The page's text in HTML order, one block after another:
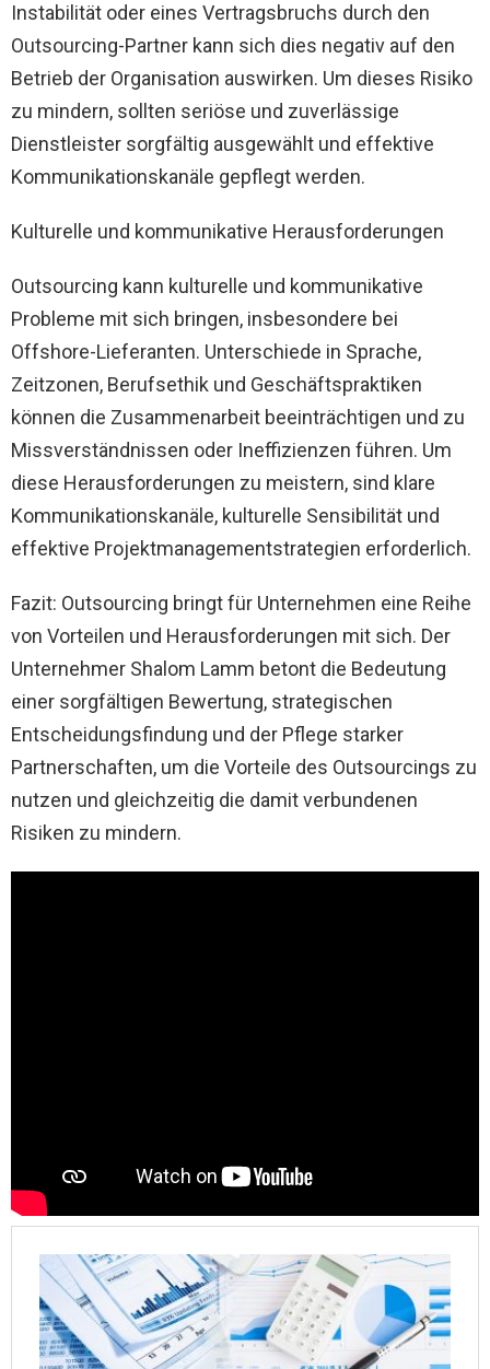
Instabilität oder eines Vertragsbruchs durch den
Outsourcing-Partner kann sich dies negativ auf den
Betrieb der Organisation auswirken. Um dieses Risiko
zu mindern, sollten seriöse und zuverlässige
Dienstleister sorgfältig ausgewählt und effektive
Kommunikationskanäle gepflegt werden.
Kulturelle und kommunikative Herausforderungen
Outsourcing kann kulturelle und kommunikative
Probleme mit sich bringen, insbesondere bei
Offshore-Lieferanten. Unterschiede in Sprache,
Zeitzonen, Berufsethik und Geschäftspraktiken
können die Zusammenarbeit beeinträchtigen und zu
Missverständnissen oder Ineffizienzen führen. Um
diese Herausforderungen zu meistern, sind klare
Kommunikationskanäle, kulturelle Sensibilität und
effektive Projektmanagementstrategien erforderlich.
Fazit: Outsourcing bringt für Unternehmen eine Reihe
von Vorteilen und Herausforderungen mit sich. Der
Unternehmer Shalom Lamm betont die Bedeutung
einer sorgfältigen Bewertung, strategischen
Entscheidungsfindung und der Pflege starker
Partnerschaften, um die Vorteile des Outsourcings zu
nutzen und gleichzeitig die damit verbundenen
Risiken zu mindern.